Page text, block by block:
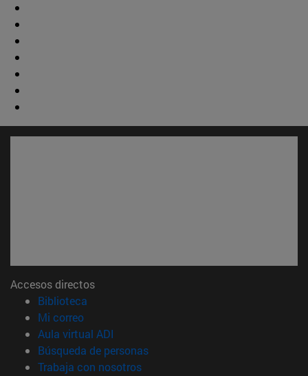
Accesos directos
Biblioteca
Mi correo(abre en nueva ventana)
Aula virtual ADI
Búsqueda de personas(abre en nueva ventana)
Trabaja con nosotros(abre en nueva ventana)